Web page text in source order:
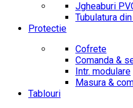
Jgheaburi
Tubulatura
Protectie
Cofrete
Comanda &
Intr. modulare
Masura &
Tablouri